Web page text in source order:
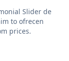
Slider de
to ofrecen
prices.